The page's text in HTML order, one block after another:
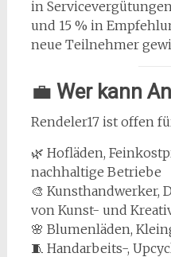
in
und 15 % in
neue Teilnehmer
💼 Wer kann
Rendeler17 ist offen
🌿 Hofläden,
nachhaltige Betriebe
🎨 Kunsthandwerker,
von Kunst- und
🌸 Blumenläden,
🧵 Handarbeits-,